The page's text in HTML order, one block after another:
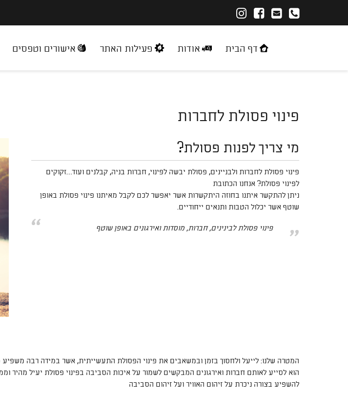
דף הבית אודות פעילות האתר אישורים וטפסים
פינוי פסולת לחברות
מי צריך לפנות פסולת?
פינוי פסולת לחברות ולבניינים, פסולת יבשה לפינוי, חברות בניה, קבלנים ועוד…זקוקים
לפינוי פסולת? אנחנו הכתובת
ניתן להתקשר איתנו בחוזה היתקשרות אשר יאפשר לכם לקבל מאיתנו פינוי פסולת באופן
שוטף אשר יכלול הטבות ותנאים ייחודיים.
פינוי פסולת לבינינים, חברות, מוסדות ואירגונים באופן שוטף
המטרה שלנו: לייעל ולחסוך בזמן ובמשאבים את פינוי הפסולת התעשייתית, אשר במידה רבה
הוא לסייע לאותם חברות ואירגונים המבקשים לשמור על איכות הסביבה בפינוי פסולת יעיל מהיר
להשפיע בצורה ניכרת על זיהום האוויר ועל זיהום הסביבה